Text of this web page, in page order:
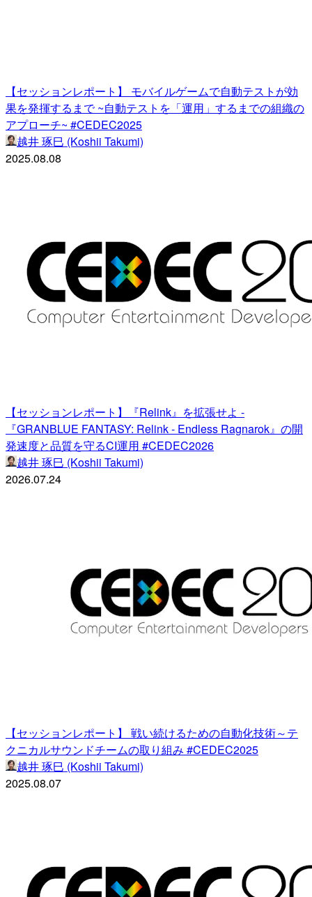
【セッションレポート】 モバイルゲームで自動テストが効
果を発揮するまで ~自動テストを「運用」するまでの組織の
アプローチ~ #CEDEC2025
越井 琢巳 (Koshii Takumi)
2025.08.08
【セッションレポート】『Relink』を拡張せよ -
『GRANBLUE FANTASY: Relink - Endless Ragnarok』の開
発速度と品質を守るCI運用 #CEDEC2026
越井 琢巳 (Koshii Takumi)
2026.07.24
【セッションレポート】 戦い続けるための自動化技術～テ
クニカルサウンドチームの取り組み #CEDEC2025
越井 琢巳 (Koshii Takumi)
2025.08.07